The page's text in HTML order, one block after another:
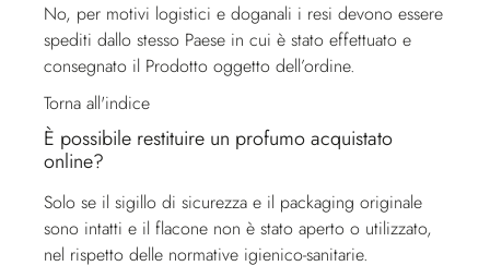
No, per motivi logistici e doganali i resi devono essere
spediti dallo stesso Paese in cui è stato effettuato e
consegnato il Prodotto oggetto dell’ordine.
Torna all'indice
È possibile restituire un profumo acquistato
online?
Solo se il sigillo di sicurezza e il packaging originale
sono intatti e il flacone non è stato aperto o utilizzato,
nel rispetto delle normative igienico-sanitarie.